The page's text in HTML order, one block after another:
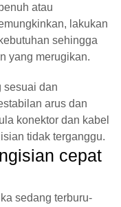
atau
lakukan
sehingga
yang merugikan.
sesuai dan
arus dan
konektor dan kabel
tidak terganggu.
cepat
sedang terburu-